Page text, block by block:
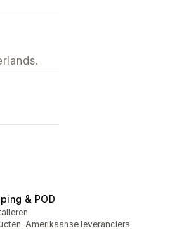
& POD
Amerikaanse leveranciers.